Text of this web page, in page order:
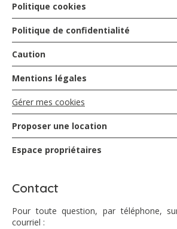
Politique cookies
Politique de confidentialité
Caution
Mentions légales
Gérer mes cookies
Proposer une location
Espace propriétaires
Contact
Pour toute question, par téléphone,
courriel :